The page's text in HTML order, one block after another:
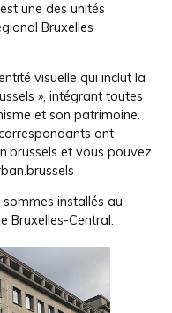
une des unités
Bruxelles
visuelle qui inclut la
», intégrant toutes
et son patrimoine.
ont
et vous pouvez
installés au
Bruxelles-Central.